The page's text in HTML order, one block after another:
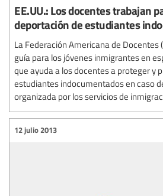
EE.UU.: Los docentes trabajan
deportación de estudiantes
La Federación Americana de Docentes
guía para los jóvenes inmigrantes en
que ayuda a los docentes a proteger y
estudiantes indocumentados en caso
organizada por los servicios de
12 julio 2013